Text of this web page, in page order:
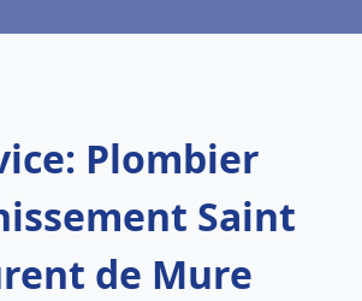
Plombier
Saint
de Mure